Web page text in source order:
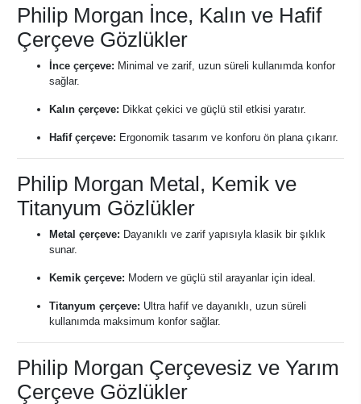
Philip Morgan İnce, Kalın ve Hafif
Çerçeve Gözlükler
İnce çerçeve: Minimal ve zarif, uzun süreli kullanımda konfor
sağlar.
Kalın çerçeve: Dikkat çekici ve güçlü stil etkisi yaratır.
Hafif çerçeve: Ergonomik tasarım ve konforu ön plana çıkarır.
Philip Morgan Metal, Kemik ve
Titanyum Gözlükler
Metal çerçeve: Dayanıklı ve zarif yapısıyla klasik bir şıklık
sunar.
Kemik çerçeve: Modern ve güçlü stil arayanlar için ideal.
Titanyum çerçeve: Ultra hafif ve dayanıklı, uzun süreli
kullanımda maksimum konfor sağlar.
Philip Morgan Çerçevesiz ve Yarım
Çerçeve Gözlükler